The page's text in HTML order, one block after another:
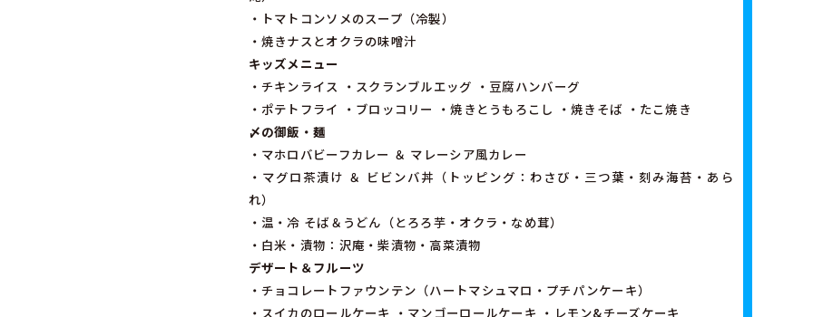
・トマトコンソメのスープ（冷製）
・焼きナスとオクラの味噌汁
キッズメニュー
・チキンライス ・スクランブルエッグ ・豆腐ハンバーグ
・ポテトフライ ・ブロッコリー ・焼きとうもろこし ・焼きそば ・たこ焼き
〆の御飯・麺
・マホロバビーフカレー ＆ マレーシア風カレー
・マグロ茶漬け ＆ ビビンバ丼（トッピング：わさび・三つ葉・刻み海苔・あら
れ）
・温・冷 そば＆うどん（とろろ芋・オクラ・なめ茸）
・白米・漬物：沢庵・柴漬物・高菜漬物
デザート＆フルーツ
・チョコレートファウンテン（ハートマシュマロ・プチパンケーキ）
・スイカのロールケーキ ・マンゴーロールケーキ ・レモン&チーズケーキ